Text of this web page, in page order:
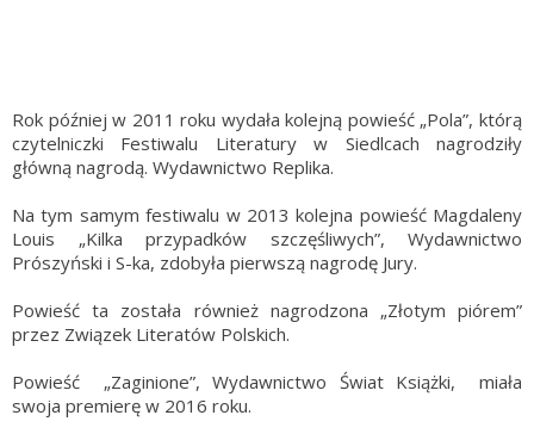
Rok później w 2011 roku wydała kolejną powieść „Pola”, którą
czytelniczki Festiwalu Literatury w Siedlcach nagrodziły
główną nagrodą. Wydawnictwo Replika.
Na tym samym festiwalu w 2013 kolejna powieść Magdaleny
Louis „Kilka przypadków szczęśliwych”, Wydawnictwo
Prószyński i S-ka, zdobyła pierwszą nagrodę Jury.
Powieść ta została również nagrodzona „Złotym piórem”
przez Związek Literatów Polskich.
Powieść „Zaginione”, Wydawnictwo Świat Książki, miała
swoja premierę w 2016 roku.